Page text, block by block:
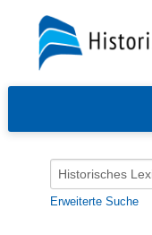
Erweiterte Suche